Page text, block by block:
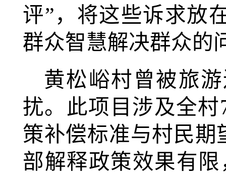
评”，将这些诉求放
群众智慧解决群众的
黄松峪村曾被旅
扰。此项目涉及全村
策补偿标准与村民期
部解释政策效果有